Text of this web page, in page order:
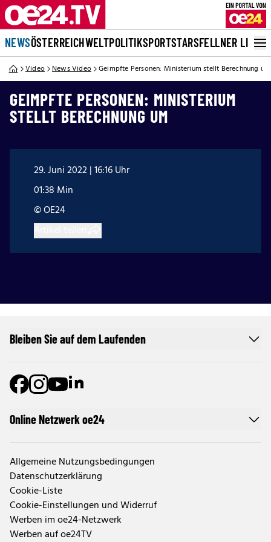
NEWSÖSTERREICHWELTPOLITIKSPORTSTARSFELLNER LIVE
Video News Video Geimpfte Personen: Ministerium stellt Berechnung um
GEIMPFTE PERSONEN: MINISTERIUM
STELLT BERECHNUNG UM
29. Juni 2022 | 16:16 Uhr
01:38 Min
© OE24
Online Netzwerk oe24
Allgemeine Nutzungsbedingungen
Datenschutzerklärung
Cookie-Liste
Cookie-Einstellungen und Widerruf
Werben im oe24-Netzwerk
Werben auf oe24TV
Bleiben Sie auf dem Laufenden